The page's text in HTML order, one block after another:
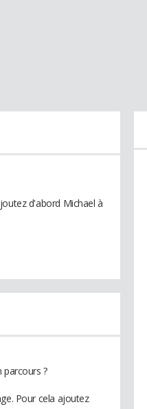
d'abord Michael à
parcours ?
Pour cela ajoutez